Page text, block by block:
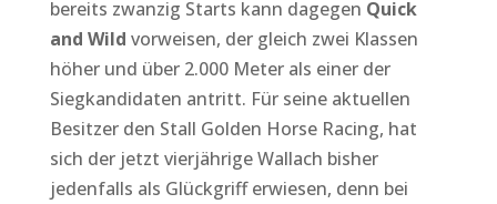
bereits zwanzig Starts kann dagegen Quick
and Wild vorweisen, der gleich zwei Klassen
höher und über 2.000 Meter als einer der
Siegkandidaten antritt. Für seine aktuellen
Besitzer den Stall Golden Horse Racing, hat
sich der jetzt vierjährige Wallach bisher
jedenfalls als Glückgriff erwiesen, denn bei